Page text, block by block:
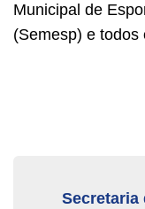
Municipal de
(Semesp) e todos
Secretaria